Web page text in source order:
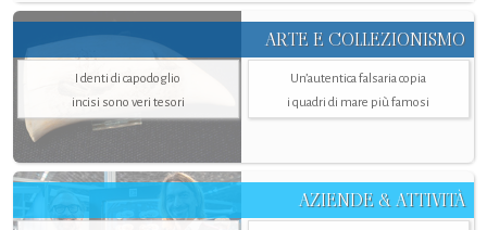
ARTE E COLLEZIONISMO
I denti di capodoglio
incisi sono veri tesori
Un’autentica falsaria copia
i quadri di mare più famosi
AZIENDE & ATTIVITÀ